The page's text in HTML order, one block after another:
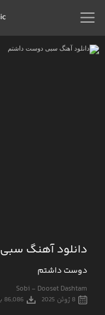
دانلود آهنگ سبی
دوست داشتم
Sobi - Dooset Dashtam
8 ژوئن 2025 86,086 بازدید